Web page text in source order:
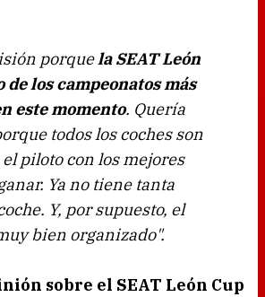
porquela SEAT León
los campeonatos más
este momento. Quería
todos los coches son
piloto con los mejores
Ya no tiene tanta
Y, por supuesto, el
bien organizado".
sobre el SEAT León Cup